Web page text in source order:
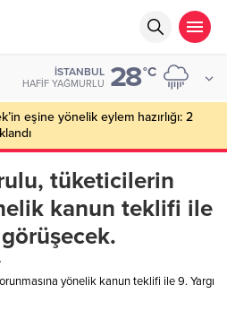
İSTANBUL
HAFIF YAĞMURLU 28°C
milyonluk vurgun iddiası: Haluk
gözaltı
tüketicilerin
kanun teklifi ile
yönelik kanun teklifi ile 9. Yargı